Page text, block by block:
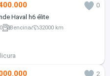
0
Haval h6 élite
Bencina 32000 km
2